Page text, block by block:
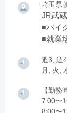
埼玉県
JR武
■バイ
■就業
週3, 週
月, 火,
【勤
7:00〜
8:00〜